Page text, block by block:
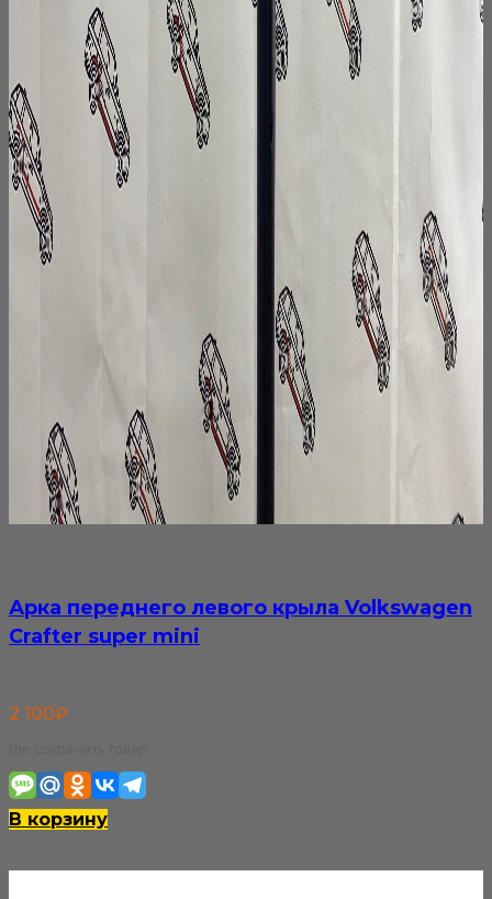
Арка переднего левого крыла Volkswagen
Crafter super mini
2 100₽
В корзину